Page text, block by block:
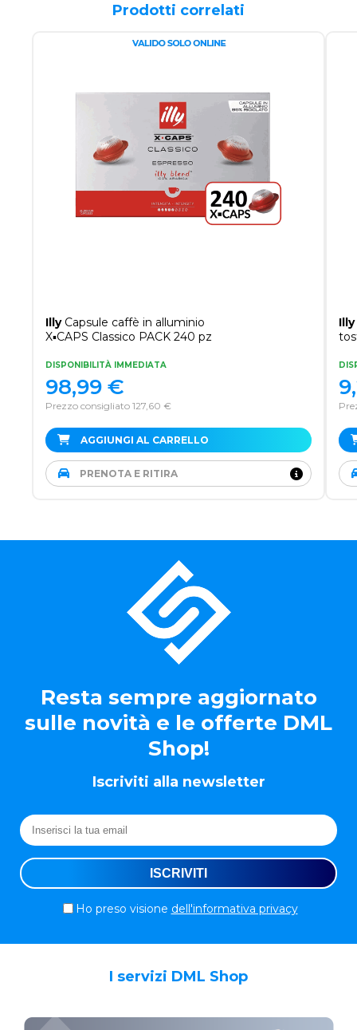
Prodotti correlati
IllyCapsule caffè in alluminio
X▪CAPS Classico PACK 240 pz
DISPONIBILITÀ IMMEDIATA
Prezzo consigliato 127,60 €
98,99 €
AGGIUNGI AL CARRELLO
PRENOTA E RITIRA
Illy
Resta sempre aggiornato
sulle novità e le offerte DML
Shop!
Iscriviti alla newsletter
Ho preso visione dell'informativa privacy
I servizi DML Shop